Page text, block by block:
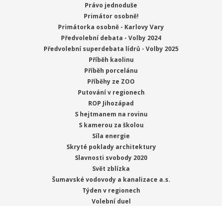
Právo jednoduše
Primátor osobně!
Primátorka osobně - Karlovy Vary
Předvolební debata - Volby 2024
Předvolební superdebata lídrů - Volby 2025
Příběh kaolinu
Příběh porcelánu
Příběhy ze ZOO
Putování v regionech
ROP Jihozápad
S hejtmanem na rovinu
S kamerou za školou
Síla energie
Skryté poklady architektury
Slavnosti svobody 2020
Svět zblízka
Šumavské vodovody a kanalizace a.s.
Týden v regionech
Volební duel